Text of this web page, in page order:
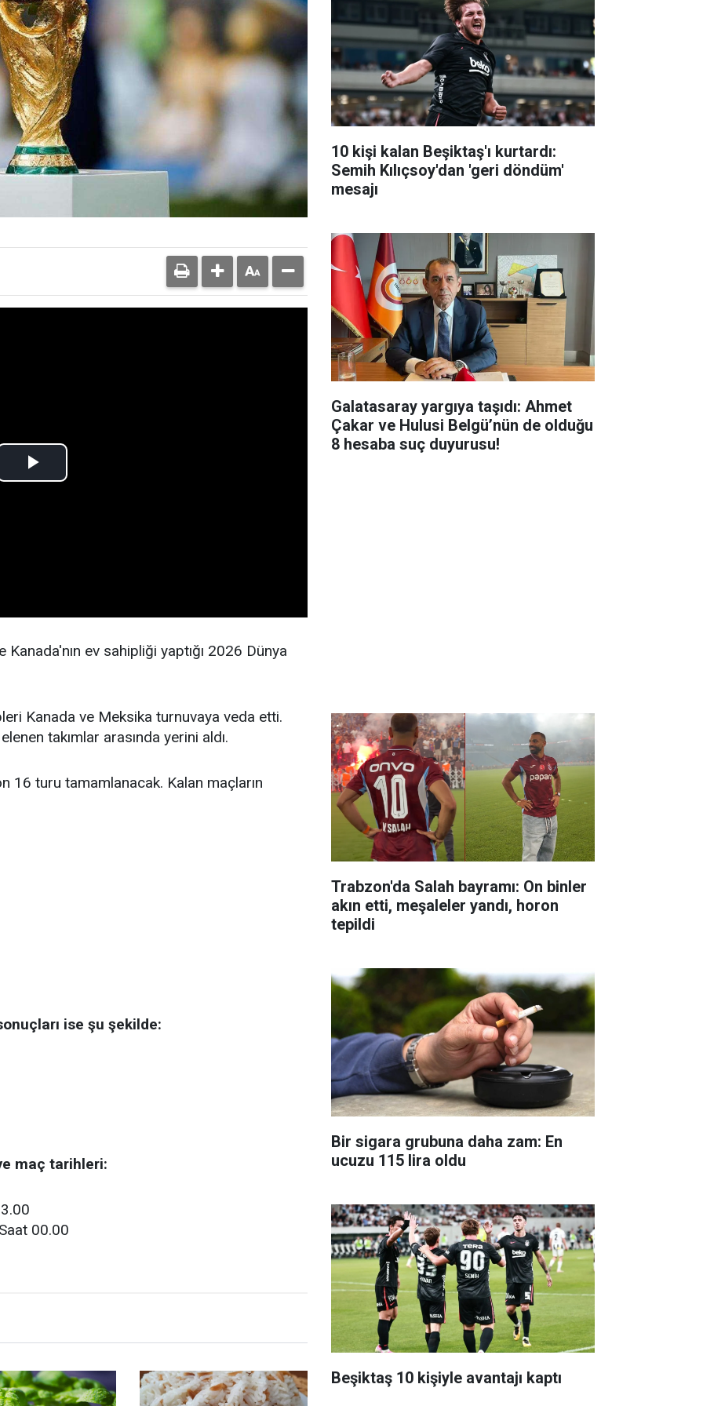
ev sahipliği yaptığı 2026 Dünya
Kanada ve Meksika turnuvaya veda etti.
takımlar arasında yerini aldı.
16 turu tamamlanacak. Kalan maçların
ise şu şekilde:
maç tarihleri:
00.00
10 kişi kalan Beşiktaş'ı kurtardı:
Semih Kılıçsoy'dan 'geri döndüm'
mesajı
Galatasaray yargıya taşıdı: Ahmet
Çakar ve Hulusi Belgü’nün de olduğu
8 hesaba suç duyurusu!
Trabzon'da Salah bayramı: On binler
akın etti, meşaleler yandı, horon
tepildi
Bir sigara grubuna daha zam: En
ucuzu 115 lira oldu
Beşiktaş 10 kişiyle avantajı kaptı